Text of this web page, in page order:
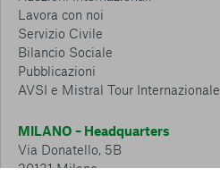
Lavora con noi
Servizio Civile
Bilancio Sociale
Pubblicazioni
AVSI e Mistral Tour Internazionale
MILANO – Headquarters
Via Donatello, 5B
20131 Milano